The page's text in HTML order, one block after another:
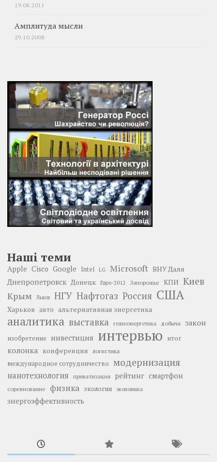
19.08.2011
Амплитуда мысли
29.10.2008
Наші теми
Apple Cisco Google Intel LG Microsoft ВНУ Даля
Днепропетровск Донецк Евро-2012 Запорожье КПИ Киев
Крым Львов НГУ Нафтогаз Россия США
Харьков авто альтернативная энергетика
аналитика выставка гелиоэнергетика добыча закон
изобретение инвестиция интервью итог
колонка конференция логистика
международное сотрудничество модернизация
нанотехнология приватизация рейтинг смартфон
соревнование физика экология экономика
энергоэффективность